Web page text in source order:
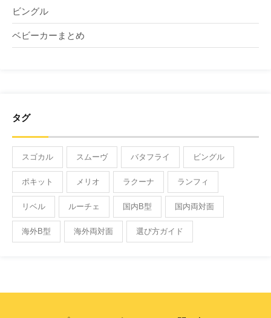
ビングル
ベビーカーまとめ
タグ
スゴカル スムーヴ バタフライ ビングル
ポキット メリオ ラクーナ ランフィ
リベル ルーチェ 国内B型 国内両対面
海外B型 海外両対面 選び方ガイド